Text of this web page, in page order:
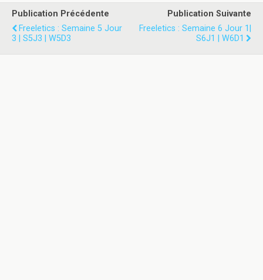
Publication Précédente
Freeletics : Semaine 5 Jour
3 | S5J3 | W5D3
Publication Suivante
Freeletics : Semaine 6 Jour 1|
S6J1 | W6D1